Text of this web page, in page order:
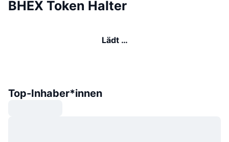
BHEX Token Halter
Lädt …
Top-Inhaber*innen